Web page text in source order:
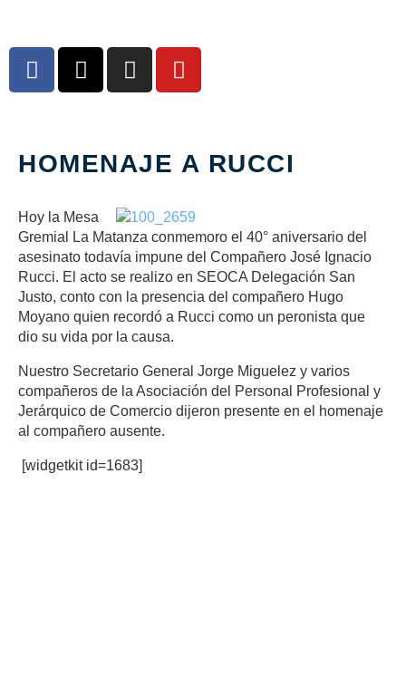
HOMENAJE A RUCCI
Hoy la Mesa
Gremial La Matanza conmemoro el 40° aniversario del
asesinato todavía impune del Compañero José Ignacio
Rucci. El acto se realizo en SEOCA Delegación San
Justo, conto con la presencia del compañero Hugo
Moyano quien recordó a Rucci como un peronista que
dio su vida por la causa.
Nuestro Secretario General Jorge Miguelez y varios
compañeros de la Asociación del Personal Profesional y
Jerárquico de Comercio dijeron presente en el homenaje
al compañero ausente.
[widgetkit id=1683]